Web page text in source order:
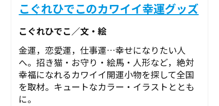
こぐれひでこのカワイイ幸運グッズ
こぐれひでこ／文・絵
金運，恋愛運，仕事運…幸せになりたい人
へ。招き猫・お守り・絵馬・人形など，絶対
幸福になれるカワイイ開運小物を探して全国
を取材。キュートなカラー・イラストととも
に。